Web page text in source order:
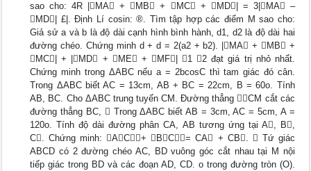
sao cho: 4R |MA + MB + MC + MD| = 3|MA –
MD| £|. Định Lí cosin: ®. Tìm tập hợp các điểm M sao cho:
Giả sử a và b là độ dài cạnh hình bình hành, d1, d2 là độ dài hai
đường chéo. Chứng minh d + d = 2(a2 + b2). |MA + MB +
MC| + |MD + ME + MF| 1 2 đạt giá trị nhỏ nhất.
Chứng minh trong ΔABC nếu a = 2bcosC thì tam giác đó cân.
Trong ΔABC biết AC = 13cm, AB + BC = 22cm, B = 60o. Tính
AB, BC. Cho ΔABC trung tuyến CM. Đường thẳng CM cắt các
đường thẳng BC,  Trong ΔABC biết AB = 3cm, AC = 5cm, A =
120o. Tính độ dài đường phân CA, AB tương ứng tại A, B,
C. Chứng minh: AC+ BC= CA + CB.  Tứ giác
ABCD có 2 đường chéo AC, BD vuông góc cắt nhau tại M nội
tiếp giác trong BD và các đoạn AD, CD. o trong đường tròn (O).